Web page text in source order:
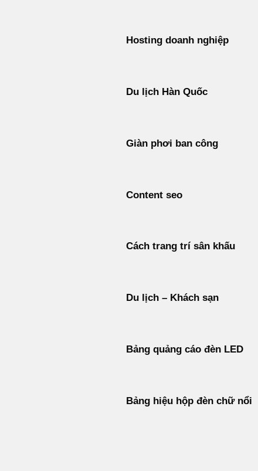
Hosting doanh nghiệp
Du lịch Hàn Quốc
Giàn phơi ban công
Content seo
Cách trang trí sân khấu
Du lịch – Khách sạn
Bảng quảng cáo đèn LED
Bảng hiệu hộp đèn chữ nổi